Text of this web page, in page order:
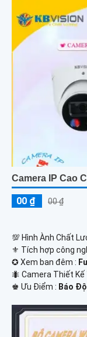
Camera IP Cao
00 ₫ 00 ₫
💯 Hình Ành Chất
⚜️ Tích hợp công
✪ Xem ban đêm :
🐜 Camera Thiết Kế
️♚ Ưu Điểm : Báo